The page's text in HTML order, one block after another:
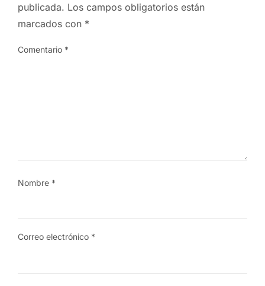
publicada. Los campos obligatorios están
marcados con *
Comentario *
Nombre *
Correo electrónico *